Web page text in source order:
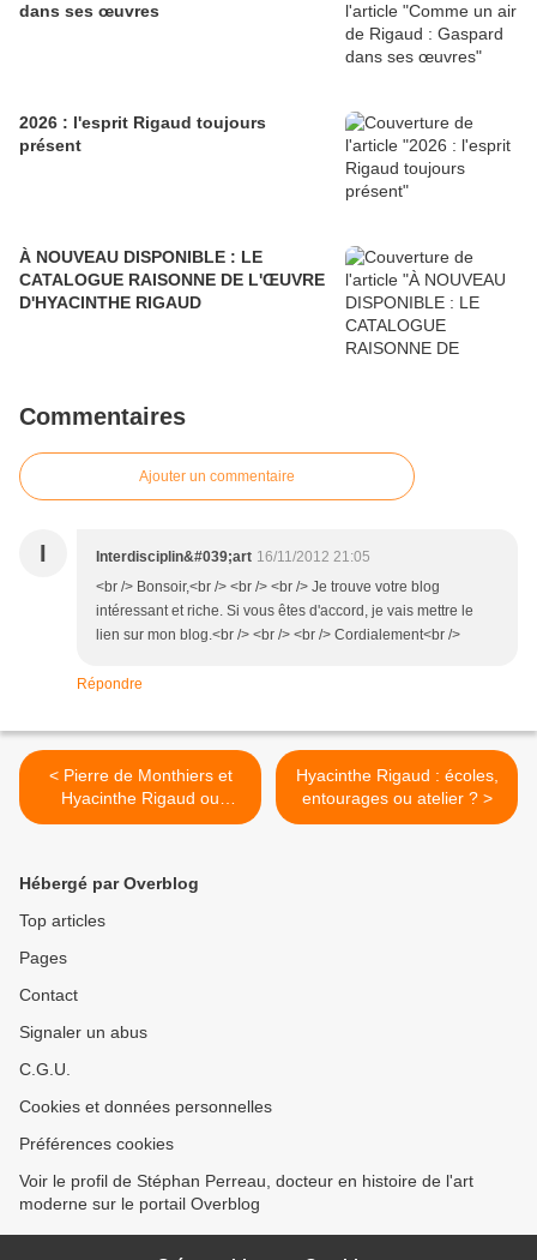
dans ses œuvres
2026 : l'esprit Rigaud toujours
présent
À NOUVEAU DISPONIBLE : LE
CATALOGUE RAISONNE DE L'ŒUVRE
D'HYACINTHE RIGAUD
Commentaires
Ajouter un commentaire
I Interdisciplin&#039;art 16/11/2012 21:05
<br /> Bonsoir,<br /> <br /> <br /> Je trouve votre blog
intéressant et riche. Si vous êtes d'accord, je vais mettre le
lien sur mon blog.<br /> <br /> <br /> Cordialement<br />
Répondre
< Pierre de Monthiers et
Hyacinthe Rigaud ou
Pontoise à l'honneur
Hyacinthe Rigaud : écoles,
entourages ou atelier ? >
Hébergé par Overblog
Top articles
Pages
Contact
Signaler un abus
C.G.U.
Cookies et données personnelles
Préférences cookies
Voir le profil de Stéphan Perreau, docteur en histoire de l'art
moderne sur le portail Overblog